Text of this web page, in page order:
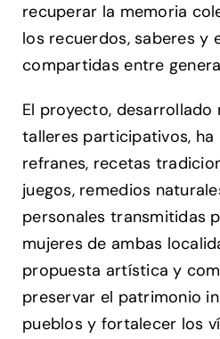
recuperar la memoria
los recuerdos, saberes y
compartidas entre
El proyecto, desarrollado
talleres participativos,
refranes, recetas
juegos, remedios
personales transmitidas
mujeres de ambas
propuesta artística y
preservar el patrimonio
pueblos y fortalecer los